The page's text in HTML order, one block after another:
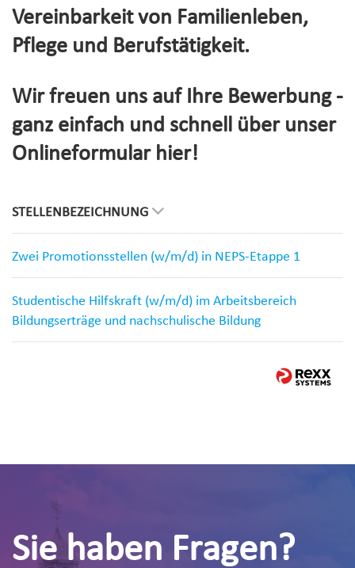
Vereinbarkeit von Familienleben,
Pflege und Berufstätigkeit.
Wir freuen uns auf Ihre Bewerbung -
ganz einfach und schnell über unser
Onlineformular hier!
STELLENBEZEICHNUNG
Zwei Promotionsstellen (w/m/d) in NEPS-Etappe 1
Studentische Hilfskraft (w/m/d) im Arbeitsbereich
Bildungserträge und nachschulische Bildung
Sie haben Fragen?